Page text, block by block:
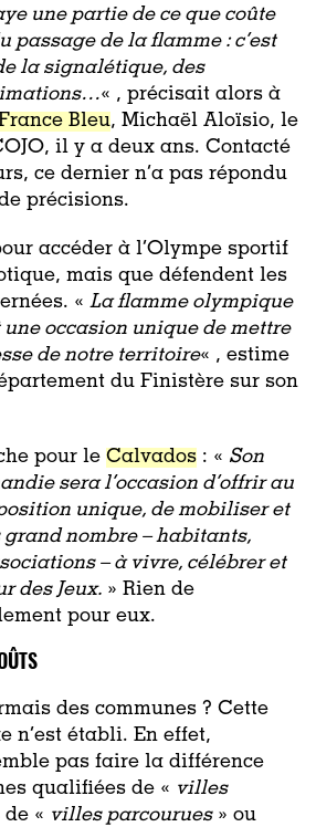
une partie de ce que coûte
passage de la flamme : c’est
la signalétique, des
« , précisait alors à
Bleu, Michaël Aloïsio, le
il y a deux ans. Contacté
ce dernier n’a pas répondu
précisions.
accéder à l’Olympe sportif
mais que défendent les
« La flamme olympique
occasion unique de mettre
de notre territoire« , estime
du Finistère sur son
pour le Calvados : « Son
sera l’occasion d’offrir au
unique, de mobiliser et
grand nombre – habitants,
– à vivre, célébrer et
des Jeux. » Rien de
pour eux.
des communes ? Cette
n’est établi. En effet,
pas faire la différence
qualifiées de « villes
« villes parcourues» ou